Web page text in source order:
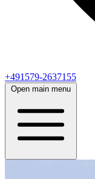
+491579-2637155
Open main menu